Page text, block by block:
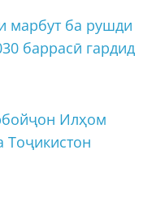
марбут ба рушди
баррасӣ гардид
Илҳом
Тоҷикистон